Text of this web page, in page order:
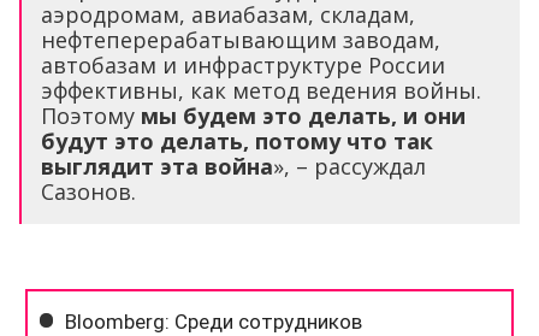
аэродромам, авиабазам, складам,
нефтеперерабатывающим заводам,
автобазам и инфраструктуре России
эффективны, как метод ведения войны.
Поэтому мы будем это делать, и они
будут это делать, потому что так
выглядит эта война», – рассуждал
Сазонов.